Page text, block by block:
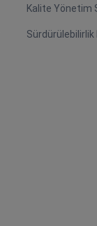
Kalite Yönetim
Sürdürülebilirlik